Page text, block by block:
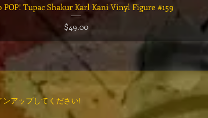
クイックビュー
POP! Tupac Shakur Karl Kani Vinyl Figure #159
価格
$49.00
アップしてください!